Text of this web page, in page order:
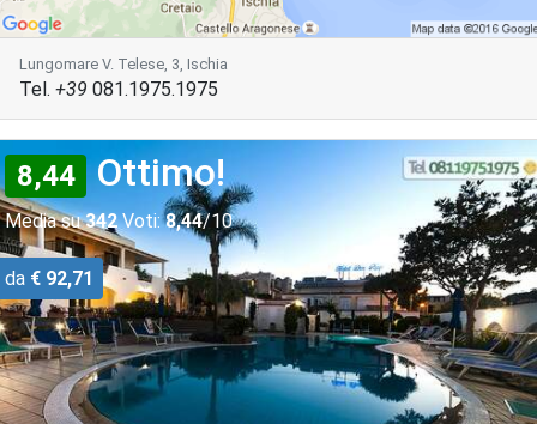
Lungomare V. Telese, 3, Ischia
Tel. +39 081.1975.1975
8,44 Ottimo!
Media su342Voti: 8,44/10
da € 92,71